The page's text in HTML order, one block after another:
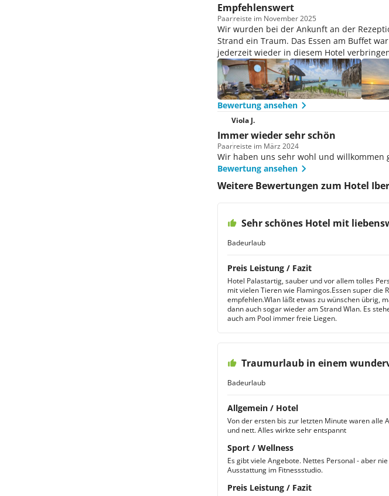
Empfehlenswert
Paarreiste im November 2025
Wir wurden bei der Ankunft an der
Strand ein Traum. Das Essen am Buffet
jederzeit wieder in diesem Hotel
Bewertung ansehen
Viola J.
Immer wieder sehr schön
Paarreiste im März 2024
Wir haben uns sehr wohl und
Bewertung ansehen
Weitere Bewertungen zum Hotel
Sehr schönes Hotel mit
Badeurlaub
Preis Leistung / Fazit
Hotel Palastartig, sauber und vor allem tolles
mit vielen Tieren wie Flamingos.Essen super die
empfehlen.Wlan läßt etwas zu wünschen übrig,
dann auch sogar wieder am Strand Wlan. Es
auch am Pool immer freie Liegen.
Traumurlaub in einem
Badeurlaub
Allgemein / Hotel
Von der ersten bis zur letzten Minute waren alle
und nett. Alles wirkte sehr entspannt
Sport / Wellness
Es gibt viele Angebote. Nettes Personal - aber
Ausstattung im Fitnessstudio.
Preis Leistung / Fazit